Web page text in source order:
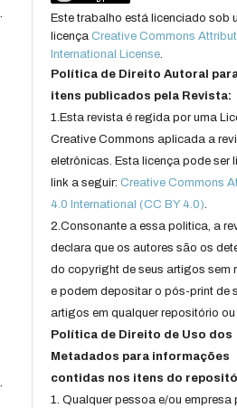
Este trabalho está licenciado sob
licençaCreative Commons
International License.
Política de Direito Autoral
itens publicados pela Revista:
1.Esta revista é regida por uma
Creative Commons aplicada a
eletrônicas. Esta licença pode ser
link a seguir:Creative Commons
4.0 International (CC BY 4.0).
2.Consonante a essa politica, a
declara que os autores são os
do copyright de seus artigos sem
e podem depositar o pós-print de
artigos em qualquer repositório ou
Política de Direito de Uso dos
Metadados para informações
contidas nos itens do
1. Qualquer pessoa e/ou empresa